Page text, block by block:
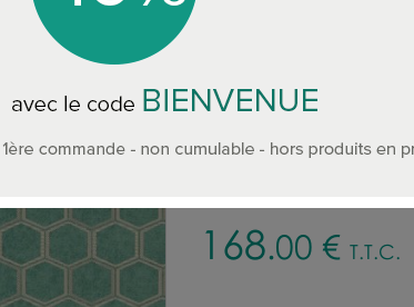
Designers Guild
168.00 € T.T.C.